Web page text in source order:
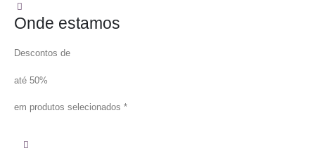
Onde estamos
Descontos de
até 50%
em produtos selecionados *